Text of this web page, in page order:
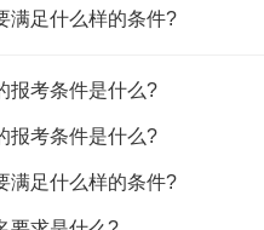
满足什么样的条件?
报考条件是什么?
报考条件是什么?
满足什么样的条件?